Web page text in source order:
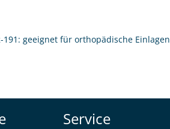
191: geeignet für orthopädische Einlagen
Service